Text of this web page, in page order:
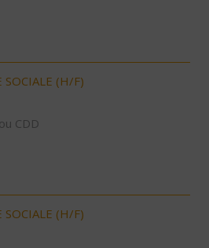
SOCIALE (H/F)
CDD
SOCIALE (H/F)